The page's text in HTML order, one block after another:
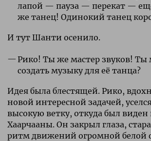
лапой — пауза — перекат —
же танец! Одинокий танец
И тут Шанти осенило.
Рико! Ты же мастер звуков!
создать музыку для её танца?
Идея была блестящей. Рико,
новой интересной задачей,
высокую ветку, откуда был виден
Хаарчааны. Он закрыл глаза,
ритм движений огромной белой